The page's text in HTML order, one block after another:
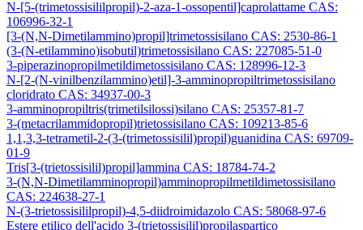
N-[5-(trimetossisililpropil)-2-aza-1-ossopentil]caprolattame CAS:
106996-32-1
[3-(N,N-Dimetilammino)propil]trimetossisilano CAS: 2530-86-1
(3-(N-etilammino)isobutil)trimetossisilano CAS: 227085-51-0
3-piperazinopropilmetildimetossisilano CAS: 128996-12-3
N-[2-(N-vinilbenzilammino)etil]-3-amminopropiltrimetossisilano
cloridrato CAS: 34937-00-3
3-amminopropiltris(trimetilsilossi)silano CAS: 25357-81-7
3-(metacrilammidopropil)trietossisilano CAS: 109213-85-6
1,1,3,3-tetrametil-2-(3-(trimetossisilil)propil)guanidina CAS: 69709-
01-9
Tris[3-(trietossisilil)propil]ammina CAS: 18784-74-2
3-(N,N-Dimetilamminopropil)amminopropilmetildimetossisilano
CAS: 224638-27-1
N-(3-trietossisililpropil)-4,5-diidroimidazolo CAS: 58068-97-6
Estere etilico dell'acido 3-(trietossisilil)propilaspartico